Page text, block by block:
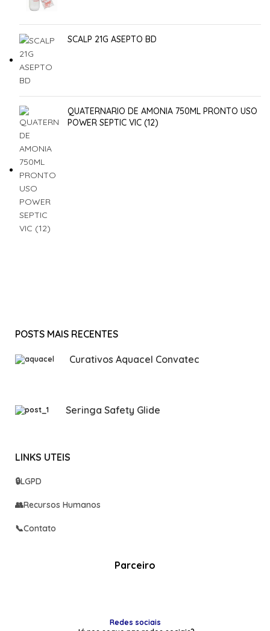
SCALP 21G ASEPTO BD
QUATERNARIO DE AMONIA 750ML PRONTO USO
POWER SEPTIC VIC (12)
POSTS MAIS RECENTES
Curativos Aquacel Convatec
Seringa Safety Glide
LINKS UTEIS
🔒LGPD
👥Recursos Humanos
📞Contato
Parceiro
Redes sociais